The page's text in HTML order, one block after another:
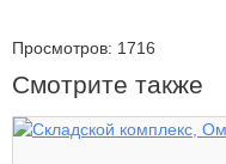
Просмотров: 1716
Смотрите также